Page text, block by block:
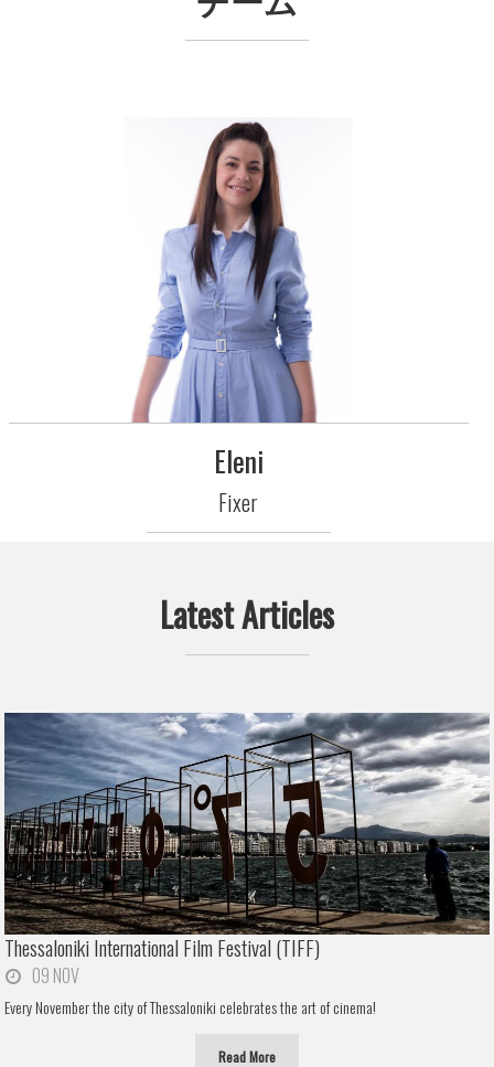
Eleni
Fixer
Latest Articles
Thessaloniki International Film Festival (TIFF)
09 NOV
Every November the city of Thessaloniki celebrates the art of cinema!
Read More